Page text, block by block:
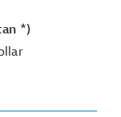
*)